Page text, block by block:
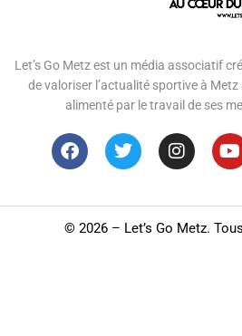
Let’s Go Metz est un média associatif
de valoriser l’actualité sportive à Metz
alimenté par le travail de ses
© 2026 – Let’s Go Metz.